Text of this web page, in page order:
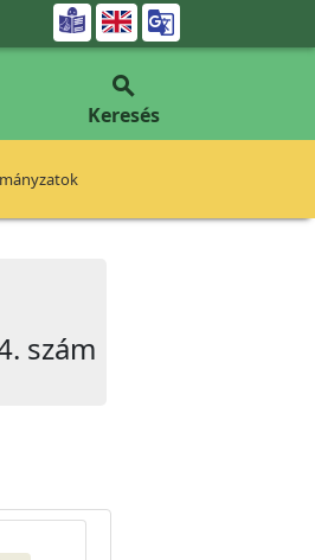


Keresés
szám